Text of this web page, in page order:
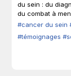
du sein : du
du combat à
#cancer du sein
#témoignages